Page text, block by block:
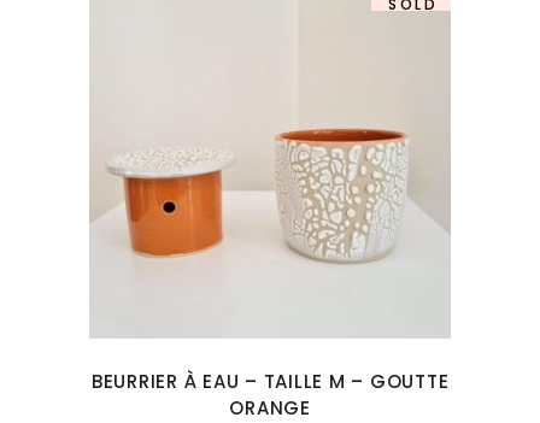
SOLD
BEURRIER À EAU – TAILLE M – GOUTTE
ORANGE